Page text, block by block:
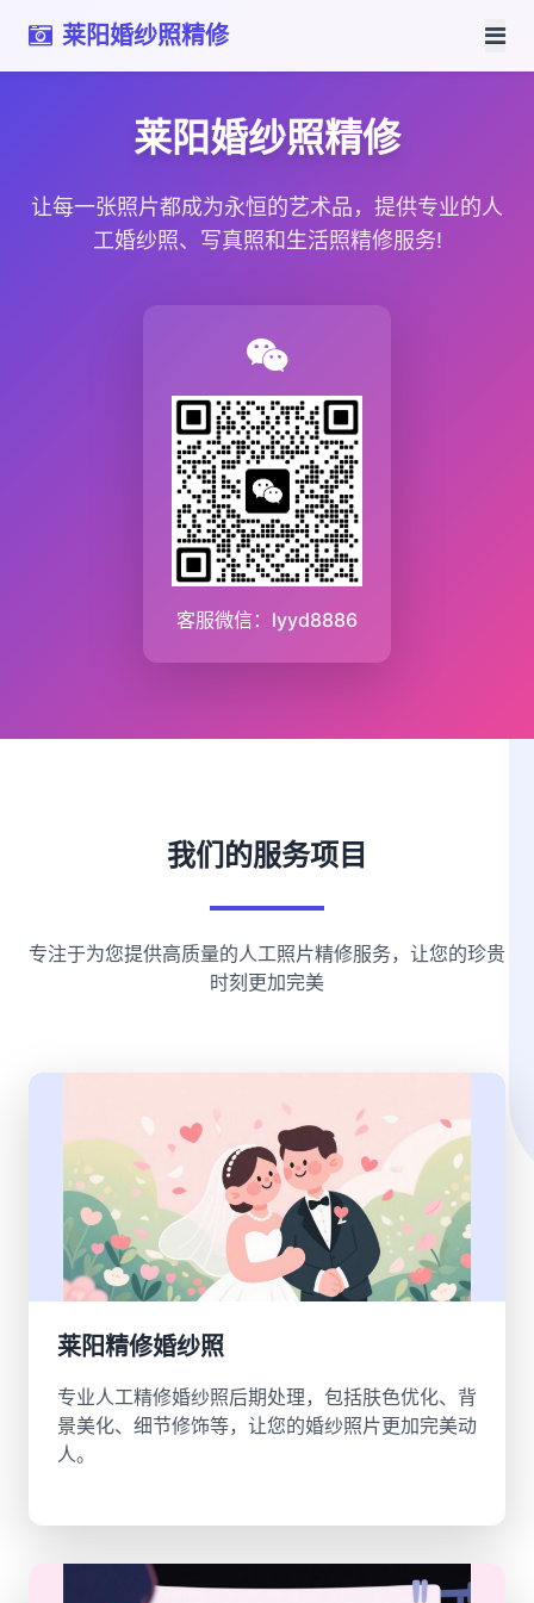
莱阳婚纱照精修
莱阳婚纱照精修
让每一张照片都成为永恒的艺术品，提供专业的人
工婚纱照、写真照和生活照精修服务!
客服微信：lyyd8886
我们的服务项目
专注于为您提供高质量的人工照片精修服务，让您的珍贵
时刻更加完美
莱阳精修婚纱照
专业人工精修婚纱照后期处理，包括肤色优化、背
景美化、细节修饰等，让您的婚纱照片更加完美动
人。